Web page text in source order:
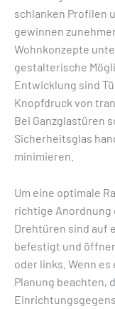
schlanken Profilen
gewinnen
Wohnkonzepte
gestalterische
Entwicklung sind
Knopfdruck von
Bei Ganzglastüren
Sicherheitsglas
minimieren.
Um eine optimale
richtige Anordnung
Drehtüren sind auf
befestigt und
oder links. Wenn
Planung beachten,